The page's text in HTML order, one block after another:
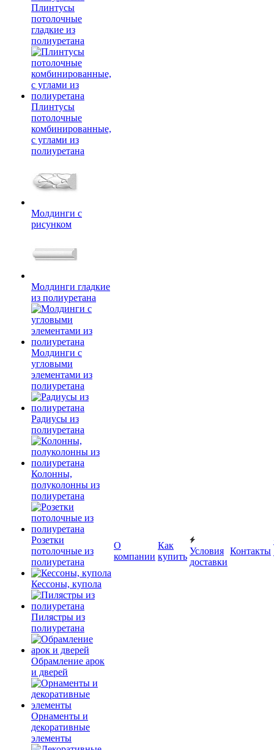
Плинтусы
потолочные
гладкие из
полиуретана
Плинтусы
потолочные
комбинированные,
с углами из
полиуретана
Молдинги c
рисунком
Молдинги гладкие
из полиуретана
Молдинги с
угловыми
элементами из
полиуретана
Радиусы из
полиуретана
Колонны,
полуколонны из
полиуретана
Розетки
потолочные из
полиуретана
Кессоны, купола
Пилястры из
полиуретана
Обрамление арок
и дверей
Орнаменты и
декоративные
элементы
О
компании
Как
купить
Условия
доставки
Контакты